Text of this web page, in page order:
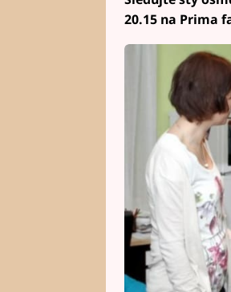
20.15 na Prima